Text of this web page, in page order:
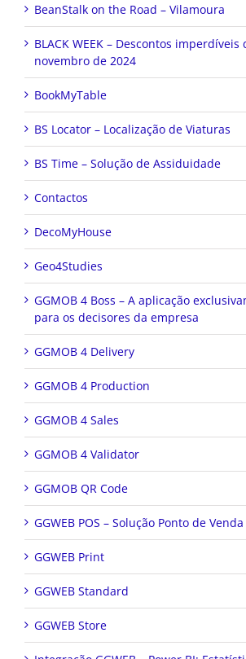
BeanStalk on the Road – Vilamoura
BLACK WEEK – Descontos imperdíveis
novembro de 2024
BookMyTable
BS Locator – Localização de Viaturas
BS Time – Solução de Assiduidade
Contactos
DecoMyHouse
Geo4Studies
GGMOB 4 Boss – A aplicação
para os decisores da empresa
GGMOB 4 Delivery
GGMOB 4 Production
GGMOB 4 Sales
GGMOB 4 Validator
GGMOB QR Code
GGWEB POS – Solução Ponto de Venda
GGWEB Print
GGWEB Standard
GGWEB Store